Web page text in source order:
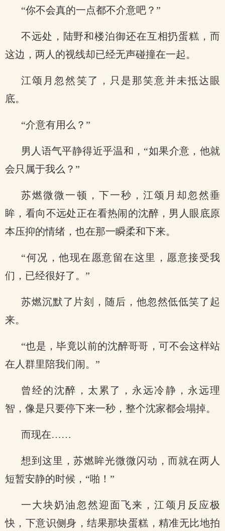
“你不会真的一点都不介意吧？”
不远处，陆野和楼泊御还在互相扔蛋糕，而
这边，两人的视线却已经无声碰撞在一起。
江颂月忽然笑了，只是那笑意并未抵达眼
底。
“介意有用么？”
男人语气平静得近乎温和，“如果介意，他就
会只属于我么？”
苏燃微微一顿，下一秒，江颂月却忽然垂
眸，看向不远处正在看热闹的沈醉，男人眼底原
本压抑的情绪，也在那一瞬柔和下来。
“何况，他现在愿意留在这里，愿意接受我
们，已经很好了。”
苏燃沉默了片刻，随后，他忽然低低笑了起
来。
“也是，毕竟以前的沈醉哥哥，可不会这样站
在人群里陪我们闹。”
曾经的沈醉，太累了，永远冷静，永远理
智，像是只要停下来一秒，整个沈家都会塌掉。
而现在……
想到这里，苏燃眸光微微闪动，而就在两人
短暂安静的时候，“啪！”
一大块奶油忽然迎面飞来，江颂月反应极
快，下意识侧身，结果那块蛋糕，精准无比地拍